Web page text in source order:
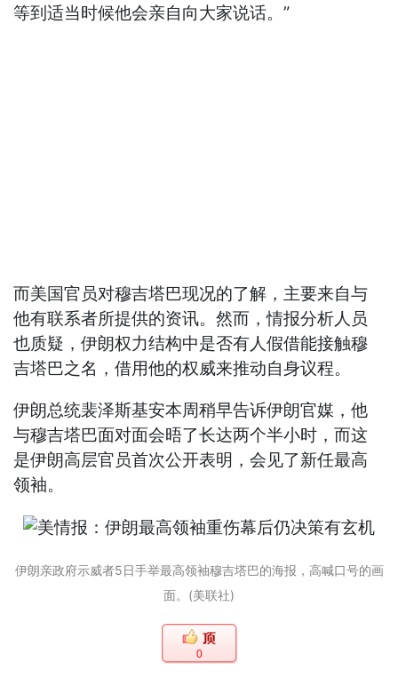
等到适当时候他会亲自向大家说话。”
而美国官员对穆吉塔巴现况的了解，主要来自与
他有联系者所提供的资讯。然而，情报分析人员
也质疑，伊朗权力结构中是否有人假借能接触穆
吉塔巴之名，借用他的权威来推动自身议程。
伊朗总统裴泽斯基安本周稍早告诉伊朗官媒，他
与穆吉塔巴面对面会晤了长达两个半小时，而这
是伊朗高层官员首次公开表明，会见了新任最高
领袖。
伊朗亲政府示威者5日手举最高领袖穆吉塔巴的海报，高喊口号的画
面。(美联社)
0